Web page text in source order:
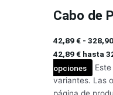
Cabo de
42,89€ -
42,89 € hasta
opciones
variantes. Las